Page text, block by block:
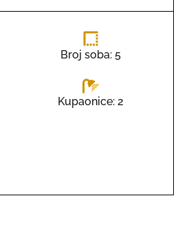
Broj soba: 5
Kupaonice: 2